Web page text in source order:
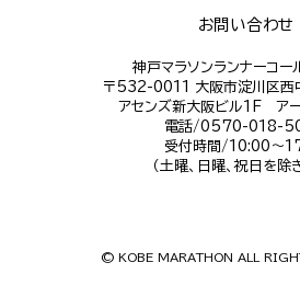
お問い合わせ
神戸マラソンランナーコー
〒532-0011 大阪市淀川区
アセンズ新大阪ビル1F ア
電話/0570-018-
受付時間/10:00～
（土曜、日曜、祝日を除
© KOBE MARATHON ALL